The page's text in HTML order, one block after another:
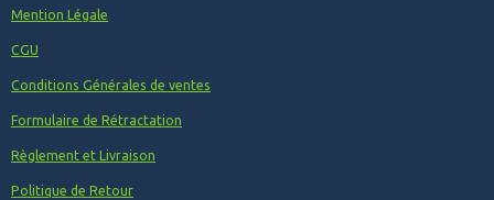
Mention Légale
CGU
Conditions Générales de ventes
Formulaire de Rétractation
Règlement et Livraison
Politique de Retour